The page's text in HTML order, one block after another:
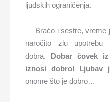
ljudskih ograničenja.
Braćo i sestre, vreme
naročito zlu
dobra. Dobar čovek
iznosi dobro! Ljubav
onome što je dobro…